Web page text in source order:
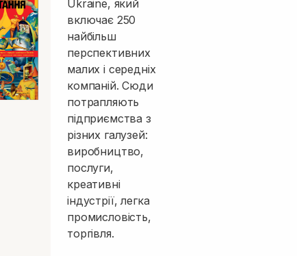
Ukraine, який
включає 250
найбільш
перспективних
малих і середніх
компаній. Сюди
потрапляють
підприємства з
різних галузей:
виробництво,
послуги,
креативні
індустрії, легка
промисловість,
торгівля.